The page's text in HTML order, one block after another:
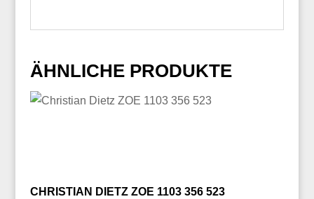
ÄHNLICHE PRODUKTE
CHRISTIAN DIETZ ZOE 1103 356 523